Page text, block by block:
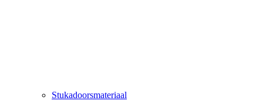
Stukadoorsmateriaal